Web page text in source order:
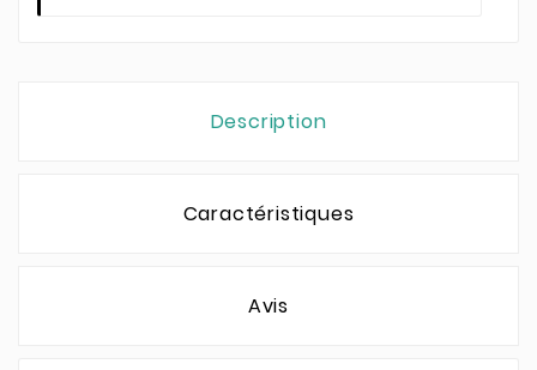
Description
Caractéristiques
Avis